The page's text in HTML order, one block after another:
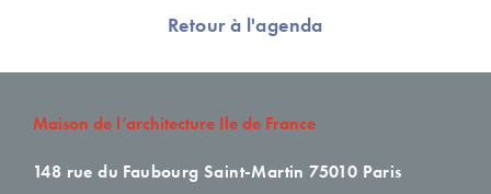
Retour à l'agenda
Maison de l’architecture Ile de France
148 rue du Faubourg Saint-Martin 75010 Paris